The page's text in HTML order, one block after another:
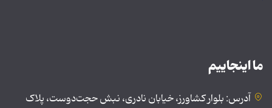
ما اینجاییم
آدرس: بلوار کشاورز، خیابان نادری، نبش حجت‌دوست، پلاک